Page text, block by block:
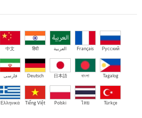
中文 हिंदी العربية Français Русский
فارسی Deutsch 日本語 বাংলা Tagalog
Ελληνικά Tiếng Việt Polski ไทย Türkçe